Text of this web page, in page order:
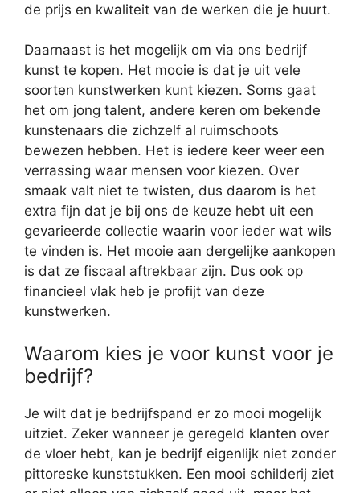
de prijs en kwaliteit van de werken die je huurt.
Daarnaast is het mogelijk om via ons bedrijf
kunst te kopen. Het mooie is dat je uit vele
soorten kunstwerken kunt kiezen. Soms gaat
het om jong talent, andere keren om bekende
kunstenaars die zichzelf al ruimschoots
bewezen hebben. Het is iedere keer weer een
verrassing waar mensen voor kiezen. Over
smaak valt niet te twisten, dus daarom is het
extra fijn dat je bij ons de keuze hebt uit een
gevarieerde collectie waarin voor ieder wat wils
te vinden is. Het mooie aan dergelijke aankopen
is dat ze fiscaal aftrekbaar zijn. Dus ook op
financieel vlak heb je profijt van deze
kunstwerken.
Waarom kies je voor kunst voor je
bedrijf?
Je wilt dat je bedrijfspand er zo mooi mogelijk
uitziet. Zeker wanneer je geregeld klanten over
de vloer hebt, kan je bedrijf eigenlijk niet zonder
pittoreske kunststukken. Een mooi schilderij ziet